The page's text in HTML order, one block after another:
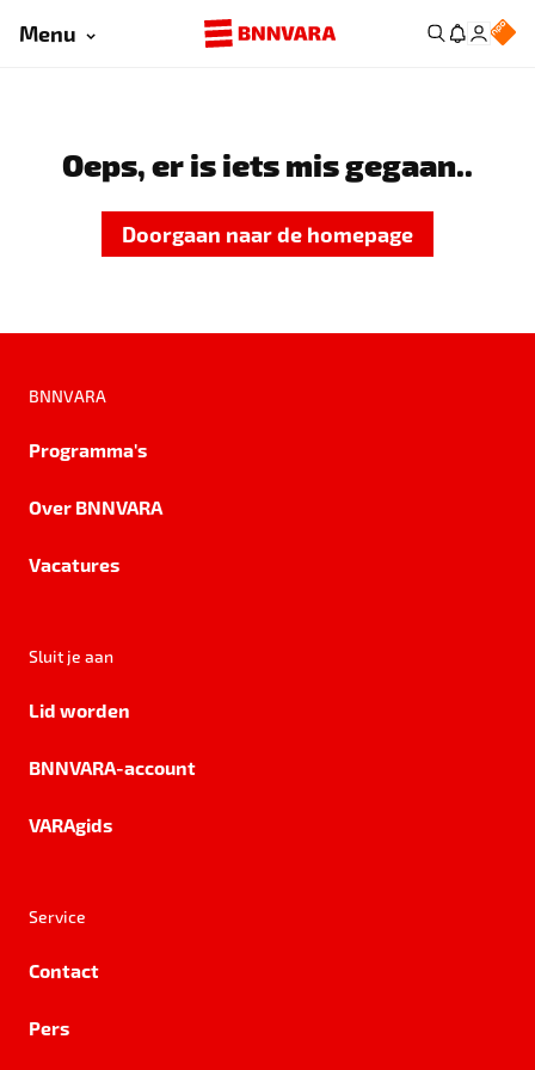
Menu
Oeps, er is iets mis gegaan..
Doorgaan naar de homepage
BNNVARA
Programma's
Over BNNVARA
Vacatures
Sluit je aan
Lid worden
BNNVARA-account
VARAgids
Service
Contact
Pers